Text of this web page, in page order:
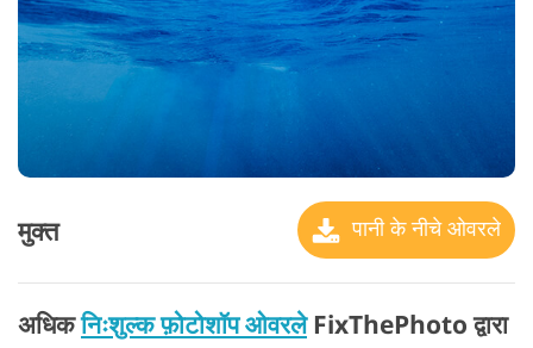
मुक्त पानी के नीचे ओवरले
अधिकनिःशुल्क फ़ोटोशॉप ओवरलेFixThePhoto द्वारा